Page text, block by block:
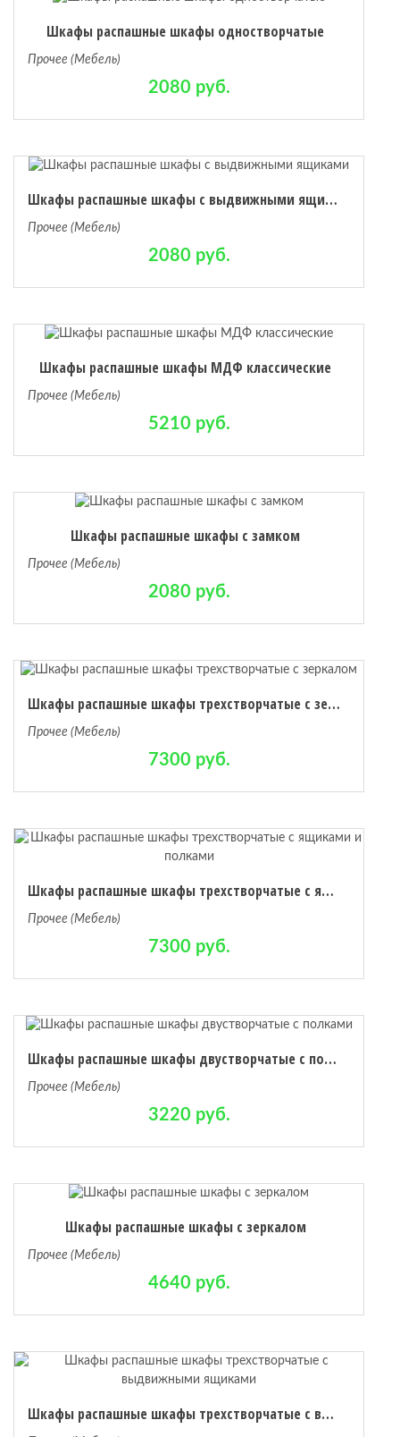
Шкафы распашные шкафы одностворчатые
Прочее (Мебель)
2080 руб.
Шкафы распашные шкафы с выдвижными ящиками
Прочее (Мебель)
2080 руб.
Шкафы распашные шкафы МДФ классические
Прочее (Мебель)
5210 руб.
Шкафы распашные шкафы с замком
Прочее (Мебель)
2080 руб.
Шкафы распашные шкафы трехстворчатые с зеркалом
Прочее (Мебель)
7300 руб.
Шкафы распашные шкафы трехстворчатые с ящиками и полками
Прочее (Мебель)
7300 руб.
Шкафы распашные шкафы двустворчатые с полками
Прочее (Мебель)
3220 руб.
Шкафы распашные шкафы с зеркалом
Прочее (Мебель)
4640 руб.
Шкафы распашные шкафы трехстворчатые с выдвижными ящиками